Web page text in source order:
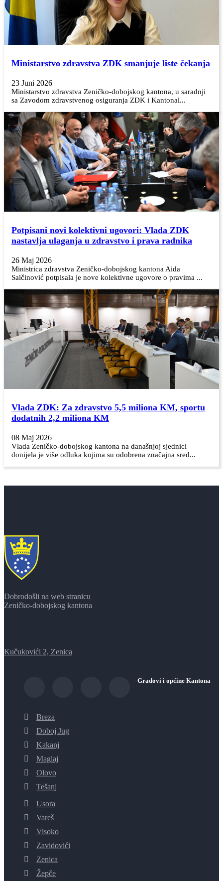
Ministarstvo zdravstva ZDK smanjuje liste čekanja
23 Juni 2026
Ministarstvo zdravstva Zeničko-dobojskog kantona, u saradnji
sa Zavodom zdravstvenog osiguranja ZDK i Kantonal...
Potpisani novi kolektivni ugovori: Vlada ZDK
nastavlja ulaganja u zdravstvo i prava radnika
26 Maj 2026
Ministrica zdravstva Zeničko-dobojskog kantona Aida
Salčinović potpisala je nove kolektivne ugovore o pravima ...
Vlada ZDK: Za zdravstvo 5,5 miliona KM, sportu
dodatnih 2,2 miliona KM
08 Maj 2026
Vlada Zeničko-dobojskog kantona na današnjoj sjednici
donijela je više odluka kojima su odobrena značajna sred...
Dobrodošli na web stranicu
Zeničko-dobojskog kantona
Kučukovići 2, Zenica
Gradovi i općine Kantona
Breza
Doboj Jug
Kakanj
Maglaj
Olovo
Tešanj
Usora
Vareš
Visoko
Zavidovići
Zenica
Žepče